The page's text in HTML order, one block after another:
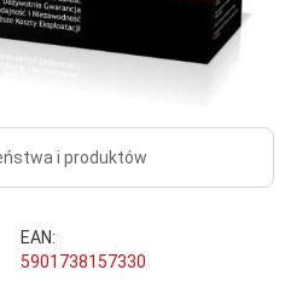
i produktów
EAN:
5901738157330